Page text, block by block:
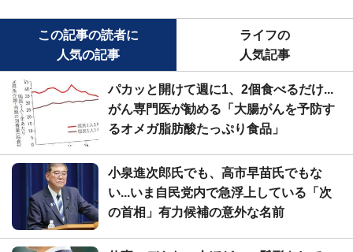
この記事の読者に
人気の記事
ライフの
人気記事
パカッと開けて週に1、2個食べるだけ...
がん専門医が勧める「大腸がんを予防す
るオメガ脂肪酸たっぷり食品」
小泉進次郎氏でも、高市早苗氏でもな
い...いま自民党内で急浮上している「次
の首相」有力候補の意外な名前